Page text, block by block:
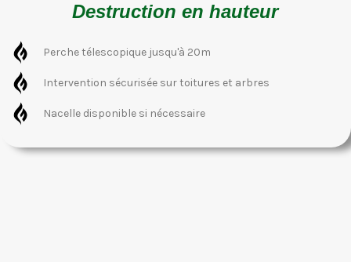
Destruction en hauteur
Perche télescopique jusqu'à 20m
Intervention sécurisée sur toitures et arbres
Nacelle disponible si nécessaire